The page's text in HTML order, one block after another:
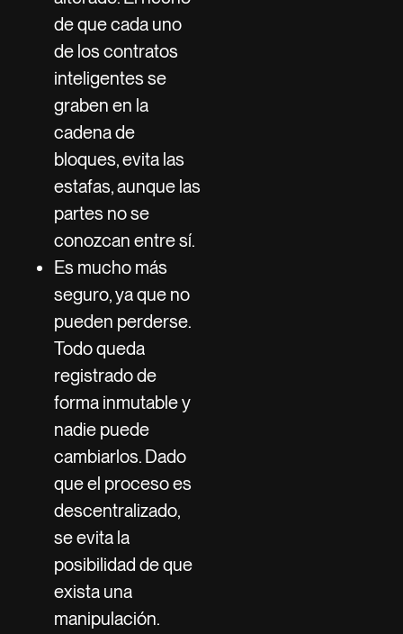
de que cada uno
de los contratos
inteligentes se
graben en la
cadena de
bloques, evita las
estafas, aunque las
partes no se
conozcan entre sí.
Es mucho más
seguro, ya que no
pueden perderse.
Todo queda
registrado de
forma inmutable y
nadie puede
cambiarlos. Dado
que el proceso es
descentralizado,
se evita la
posibilidad de que
exista una
manipulación.